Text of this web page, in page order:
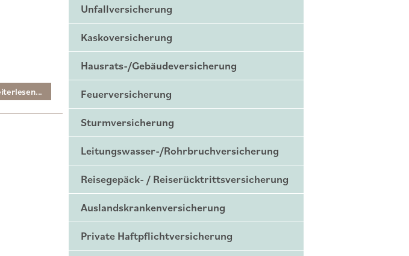
Unfallversicherung
Kaskoversicherung
Hausrats-/Gebäudeversicherung
Feuerversicherung
Sturmversicherung
Leitungswasser-/Rohrbruchversicherung
Reisegepäck- / Reiserücktrittsversicherung
Auslandskrankenversicherung
Private Haftpflichtversicherung